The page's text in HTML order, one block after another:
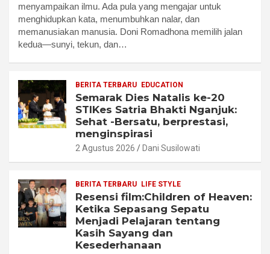
menyampaikan ilmu. Ada pula yang mengajar untuk
menghidupkan kata, menumbuhkan nalar, dan
memanusiakan manusia. Doni Romadhona memilih jalan
kedua—sunyi, tekun, dan…
BERITA TERBARU EDUCATION
Semarak Dies Natalis ke-20
STIKes Satria Bhakti Nganjuk:
Sehat -Bersatu, berprestasi,
menginspirasi
2 Agustus 2026 Dani Susilowati
BERITA TERBARU LIFE STYLE
Resensi film:Children of Heaven:
Ketika Sepasang Sepatu
Menjadi Pelajaran tentang
Kasih Sayang dan
Kesederhanaan